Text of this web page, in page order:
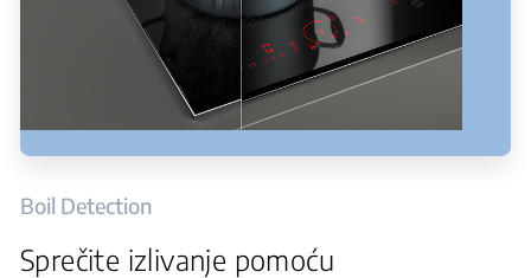
Boil Detection
Sprečite izlivanje pomoću